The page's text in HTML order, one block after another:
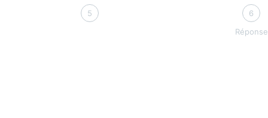
5
6
Réponse